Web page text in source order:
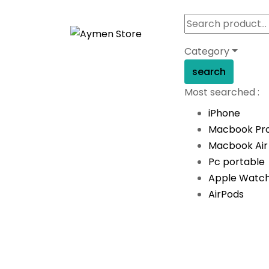
Category
search
Most searched :
iPhone
Macbook
Macbook Air
Pc portable
Apple
AirPods